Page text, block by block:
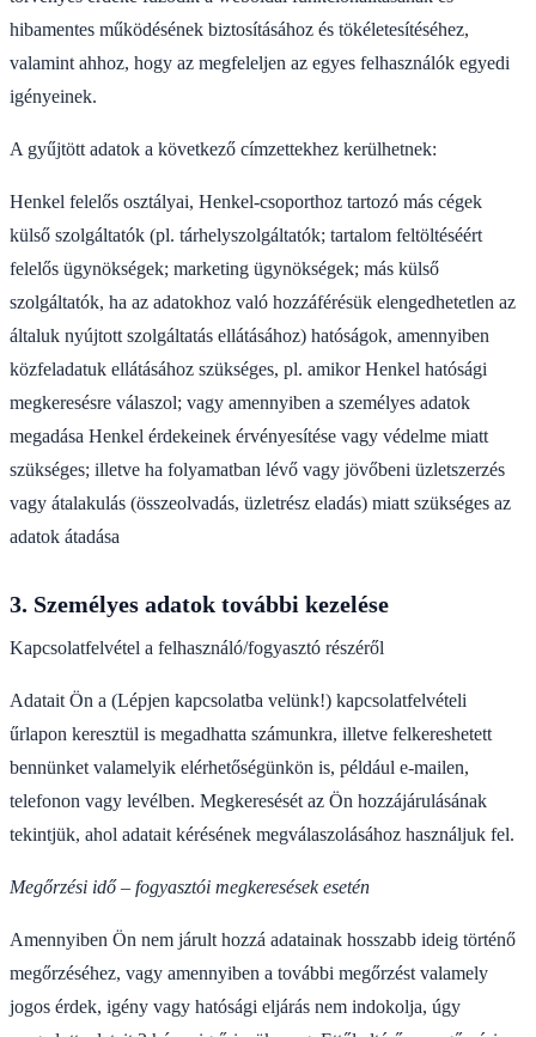
hibamentes működésének biztosításához és tökéletesítéséhez,
valamint ahhoz, hogy az megfeleljen az egyes felhasználók egyedi
igényeinek.
A gyűjtött adatok a következő címzettekhez kerülhetnek:
Henkel felelős osztályai, Henkel-csoporthoz tartozó más cégek
külső szolgáltatók (pl. tárhelyszolgáltatók; tartalom feltöltéséért
felelős ügynökségek; marketing ügynökségek; más külső
szolgáltatók, ha az adatokhoz való hozzáférésük elengedhetetlen az
általuk nyújtott szolgáltatás ellátásához) hatóságok, amennyiben
közfeladatuk ellátásához szükséges, pl. amikor Henkel hatósági
megkeresésre válaszol; vagy amennyiben a személyes adatok
megadása Henkel érdekeinek érvényesítése vagy védelme miatt
szükséges; illetve ha folyamatban lévő vagy jövőbeni üzletszerzés
vagy átalakulás (összeolvadás, üzletrész eladás) miatt szükséges az
adatok átadása
3. Személyes adatok további kezelése
Kapcsolatfelvétel a felhasználó/fogyasztó részéről
Adatait Ön a (Lépjen kapcsolatba velünk!) kapcsolatfelvételi
űrlapon keresztül is megadhatta számunkra, illetve felkereshetett
bennünket valamelyik elérhetőségünkön is, például e-mailen,
telefonon vagy levélben. Megkeresését az Ön hozzájárulásának
tekintjük, ahol adatait kérésének megválaszolásához használjuk fel.
Megőrzési idő – fogyasztói megkeresések esetén
Amennyiben Ön nem járult hozzá adatainak hosszabb ideig történő
megőrzéséhez, vagy amennyiben a további megőrzést valamely
jogos érdek, igény vagy hatósági eljárás nem indokolja, úgy